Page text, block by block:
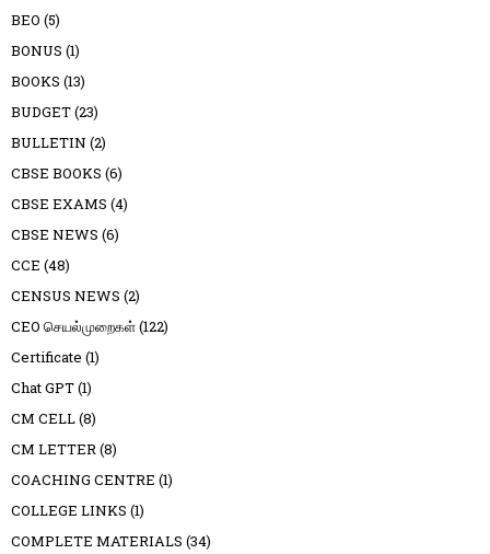
BEO (5)
BONUS (1)
BOOKS (13)
BUDGET(23)
BULLETIN (2)
CBSE BOOKS (6)
CBSE EXAMS (4)
CBSE NEWS (6)
CCE (48)
CENSUS NEWS (2)
CEO செயல்முறைகள்(122)
Certificate (1)
Chat GPT(1)
CM CELL(8)
CM LETTER(8)
COACHING CENTRE (1)
COLLEGE LINKS (1)
COMPLETE MATERIALS (34)